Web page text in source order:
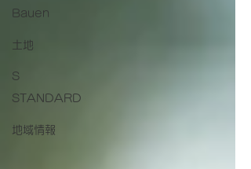
Bauen
土地
S
STANDARD
地域情報